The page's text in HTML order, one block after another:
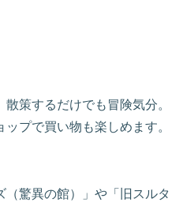
策するだけでも冒険気分。
プで買い物も楽しめます。
（驚異の館）」や「旧スルタ